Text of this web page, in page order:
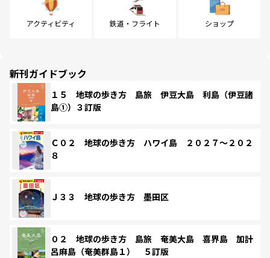
アクティビティ 鉄道・フライト ショップ
新刊ガイドブック
１５ 地球の歩き方 島旅 伊豆大島 利島（伊豆諸
島①）３訂版
Ｃ０２ 地球の歩き方 ハワイ島 ２０２７～２０２
８
Ｊ３３ 地球の歩き方 墨田区
０２ 地球の歩き方 島旅 奄美大島 喜界島 加計
呂麻島（奄美群島１） ５訂版